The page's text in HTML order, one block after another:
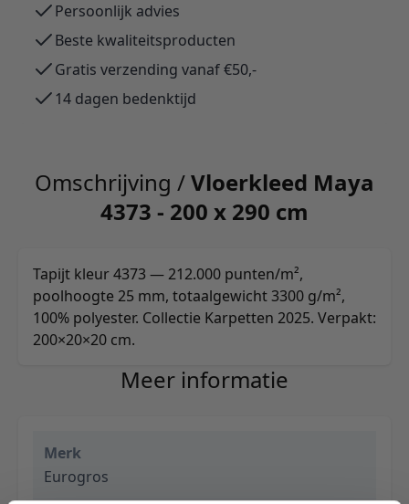
Persoonlijk advies
Beste kwaliteitsproducten
Gratis verzending vanaf €50,-
14 dagen bedenktijd
Omschrijving /Vloerkleed Maya
4373 - 200 x 290 cm
Tapijt kleur 4373 — 212.000 punten/m²,
poolhoogte 25 mm, totaalgewicht 3300 g/m²,
100% polyester. Collectie Karpetten 2025. Verpakt:
200×20×20 cm.
Meer informatie
Merk
Eurogros